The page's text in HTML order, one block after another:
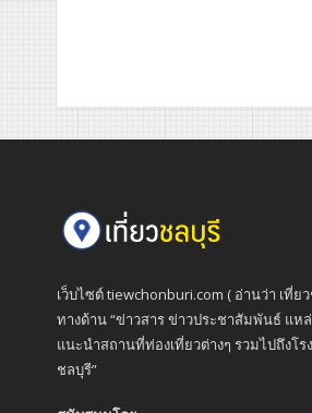
เว็บไซต์ tiewchonburi.com ( อ่านว่า เที่ย
ทางด้าน “ข่าวสาร ข่าวประชาสัมพันธ์ แห
แนะนำสถานที่ท่องเที่ยวต่างๆ รวมไปถึงโ
ชลบุรี”